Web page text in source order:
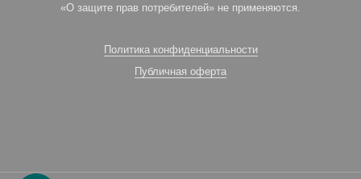
«О защите прав потребителей» не применяются.
Политика конфиденциальности
Публичная оферта